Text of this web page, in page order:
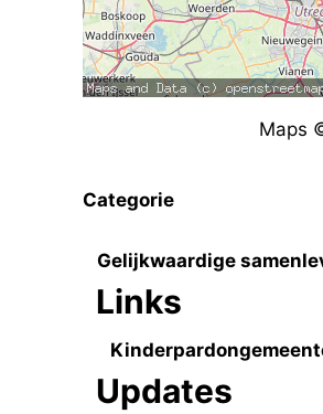
Maps
Categorie
Gelijkwaardige
Links
Updates